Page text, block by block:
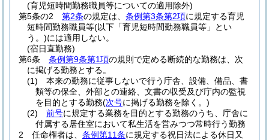
(育児短時間勤務職員等についての適用除外)
第5条の2
第2条の規定は、 条例第3条第2項に規定する育児
短時間勤務職員等(以下「育児短時間勤務職員等」とい
う。)には適用しない。
(宿日直勤務)
第6条
条例第9条第1項の規則で定める断続的な勤務は、次
に掲げる勤務とする。
(1)
本来の勤務に従事しないで行う庁舎、設備、備品、書
類等の保全、外部との連絡、文書の収受及び庁内の監視
を目的とする勤務(次号に掲げる勤務を除く。)
(2)
前号に規定する業務を目的とする勤務のうち、庁舎に
付属する居住室において私生活を営みつつ常時行う勤務
2
任命権者は、 条例第11条に規定する祝日法による休日又